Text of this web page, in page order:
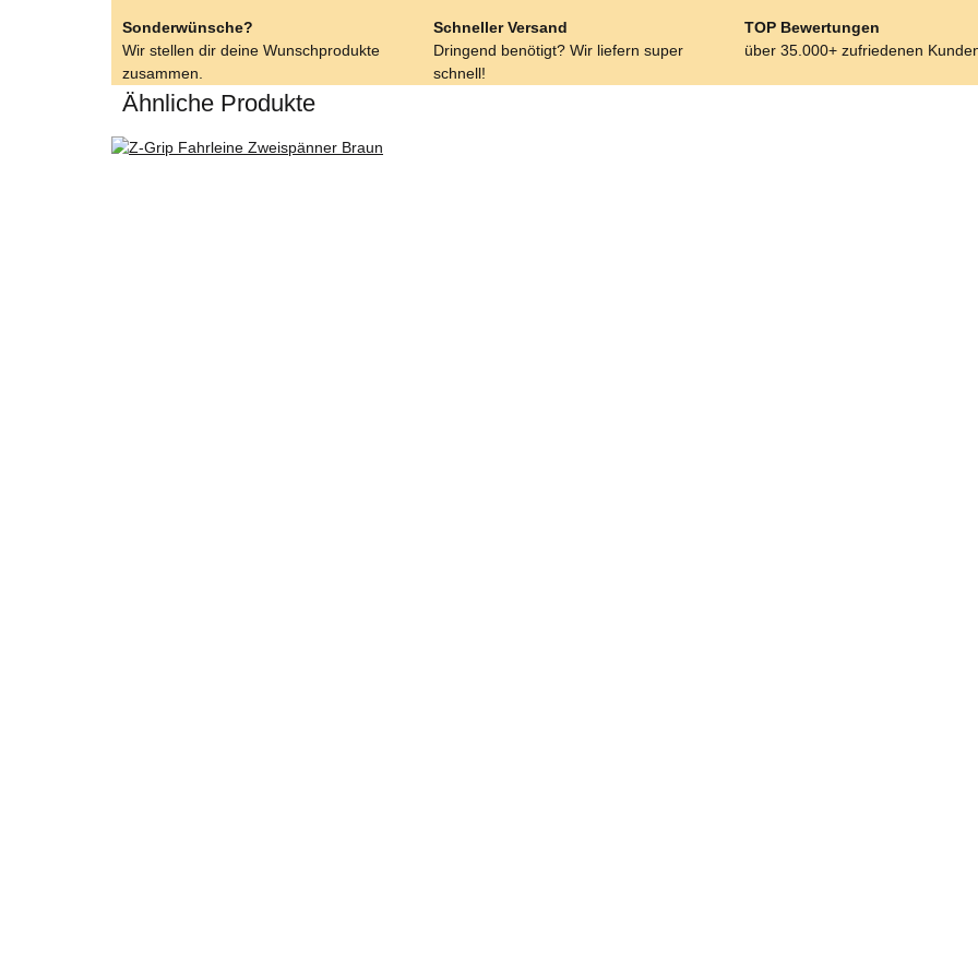
Sonderwünsche?
Wir stellen dir deine Wunschprodukte
zusammen.
Schneller Versand
Dringend benötigt? Wir liefern super
schnell!
TOP Bewertungen
über 35.000+ zufriedenen
Ähnliche Produkte